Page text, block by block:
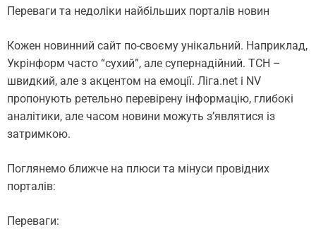
Переваги та недоліки найбільших порталів новин
Кожен новинний сайт по-своєму унікальний. Наприклад,
Укрінформ часто “сухий”, але супернадійний. ТСН –
швидкий, але з акцентом на емоції. Ліга.net і NV
пропонують ретельно перевірену інформацію, глибокі
аналітики, але часом новини можуть з’являтися із
затримкою.
Поглянемо ближче на плюси та мінуси провідних
порталів:
Переваги: